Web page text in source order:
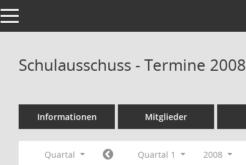
Toggle navigation
Schulausschuss - Termine 2008
Informationen Mitglieder
Quartal Quartal 1 2008